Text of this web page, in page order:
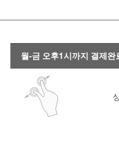
월-금 오후1시까지 결제